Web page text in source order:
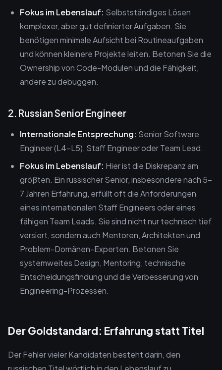
Fokus im Lebenslauf: Selbstständiges Lösen
komplexer, aber gut definierter Aufgaben. Sie
benötigen minimale Aufsicht bei Routineaufgaben
und können kleinere Projekte leiten. Betonen Sie die
Ownership von Code-Modulen und die Fähigkeit,
andere zu debuggen.
2. Russian Senior Engineer
Internationale Entsprechung: Senior Software
Engineer (L4–L5), Staff Engineer oder Team Lead.
Fokus im Lebenslauf: Hier ist die Diskrepanz am
größten. Ein russischer Senior, insbesondere nach 5-
7 Jahren Erfahrung, erfüllt oft die Anforderungen
eines internationalen Staff Engineers oder eines
fähigen Team Leads. Sie sind nicht nur technisch tief
versiert, sondern auch Mentoren, Architekten und
Problem-Domänen-Experten. Betonen Sie
systemweites Design, Mentoring, technische
Entscheidungsfindung und die Verbesserung von
Engineering-Prozessen.
Der Goldstandard: Erfahrung statt Titel
Der Fehler vieler Kandidaten besteht darin, den